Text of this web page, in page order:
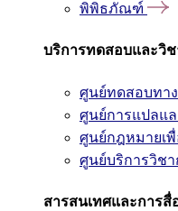
พิพิธภัณฑ์
บริการทดสอบและวิช
ศูนย์ทดสอบทา
ศูนย์การแปลแ
ศูนย์กฎหมายเ
ศูนย์บริการวิช
สารสนเทศและการสื่